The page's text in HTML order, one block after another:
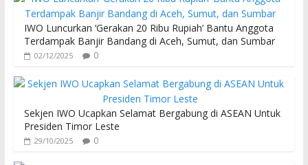
IWO Luncurkan ‘Gerakan 20 Ribu Rupiah’ Bantu Anggota
Terdampak Banjir Bandang di Aceh, Sumut, dan Sumbar
02/12/2025 0
Sekjen IWO Ucapkan Selamat Bergabung di ASEAN Untuk
Presiden Timor Leste
29/10/2025 0